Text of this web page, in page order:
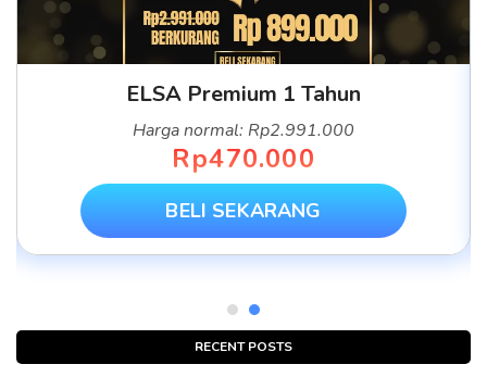
RECENT POSTS
ELSA Premium 1 Tahun
Harga normal: Rp2.991.000
Rp470.000
BELI SEKARANG